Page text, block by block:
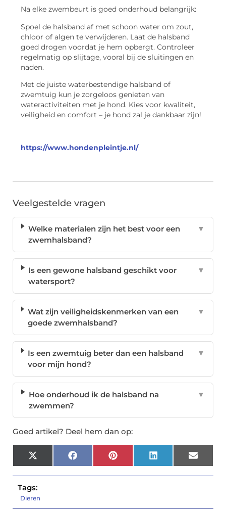
Na elke zwembeurt is goed onderhoud belangrijk:
Spoel de halsband af met schoon water om zout,
chloor of algen te verwijderen. Laat de halsband
goed drogen voordat je hem opbergt. Controleer
regelmatig op slijtage, vooral bij de sluitingen en
naden.
Met de juiste waterbestendige halsband of
zwemtuig kun je zorgeloos genieten van
wateractiviteiten met je hond. Kies voor kwaliteit,
veiligheid en comfort – je hond zal je dankbaar zijn!
https://www.hondenpleintje.nl/
Veelgestelde vragen
Welke materialen zijn het best voor een
zwemhalsband?
▼
Is een gewone halsband geschikt voor
watersport?
▼
Wat zijn veiligheidskenmerken van een
goede zwemhalsband?
▼
Is een zwemtuig beter dan een halsband
voor mijn hond?
▼
Hoe onderhoud ik de halsband na
zwemmen?
▼
Goed artikel? Deel hem dan op:
X
(Twitter)
FacebookPinterest LinkedIn Email
Tags:
Dieren